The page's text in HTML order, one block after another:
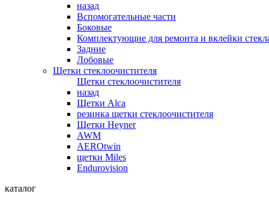
назад
Вспомогательные части
Боковые
Комплектующие для ремонта и вклейки
Задние
Лобовые
Щетки стеклоочистителя
Щетки стеклоочистителя
назад
Щетки Alca
резинка щетки стеклоочистителя
Щетки Heyner
AWM
AEROtwin
щетки Miles
Endurovision
каталог